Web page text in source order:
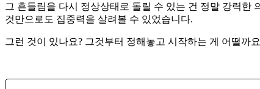
그 흔들림을 다시 정상상태로 돌릴 수 있는 건 정말 강력한
것만으로도 집중력을 살려볼 수 있었습니다.
그런 것이 있나요? 그것부터 정해놓고 시작하는 게 어떨까